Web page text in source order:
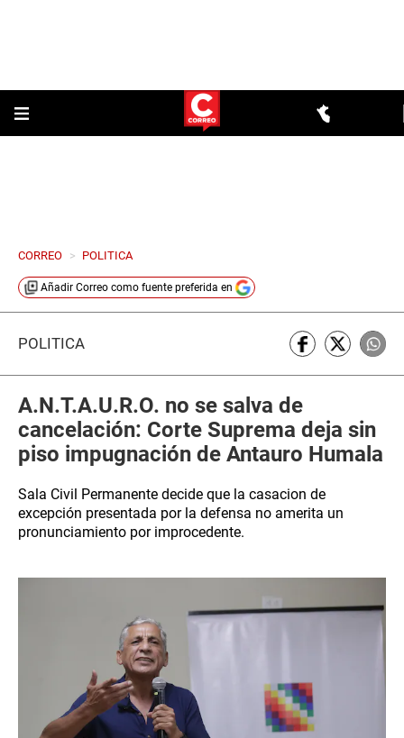
CORREO > POLITICA
Añadir Correo como fuente preferida en
POLÍTICA
A.N.T.A.U.R.O. no se salva de
cancelación: Corte Suprema deja sin
piso impugnación de Antauro Humala
Sala Civil Permanente decide que la casacion de
excepción presentada por la defensa no amerita un
pronunciamiento por improcedente.